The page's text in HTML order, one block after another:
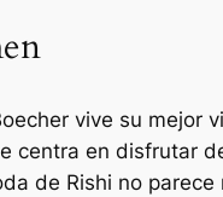
vive su mejor
centra en disfrutar
de Rishi no